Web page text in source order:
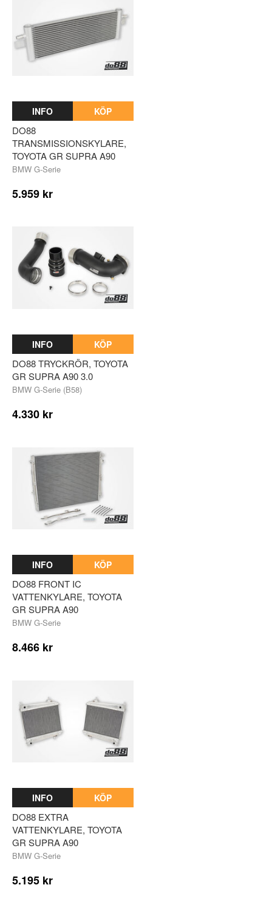
INFO KÖP
DO88
TRANSMISSIONSKYLARE,
TOYOTA GR SUPRA A90
BMW G-Serie
5.959 kr
INFO KÖP
DO88 TRYCKRÖR, TOYOTA
GR SUPRA A90 3.0
BMW G-Serie (B58)
4.330 kr
INFO KÖP
DO88 FRONT IC
VATTENKYLARE, TOYOTA
GR SUPRA A90
BMW G-Serie
8.466 kr
INFO KÖP
DO88 EXTRA
VATTENKYLARE, TOYOTA
GR SUPRA A90
BMW G-Serie
5.195 kr